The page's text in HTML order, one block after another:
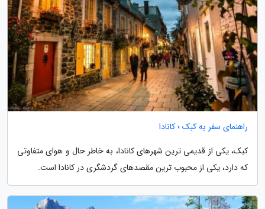
راهنمای سفر به کبک ؛ کانادا
کبک، یکی از قدیمی ترین شهرهای کانادا، به خاطر حال و هوای متفاوتی
که دارد، یکی از محبوب ترین مقصدهای گردشگری در کانادا است.